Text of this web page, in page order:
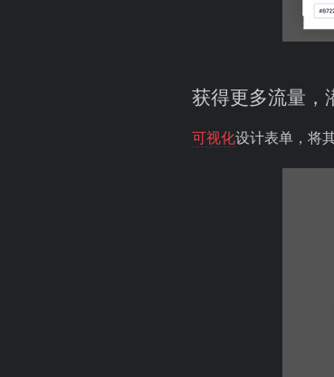
获得更多流量，
可视化设计表单，将